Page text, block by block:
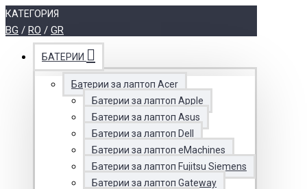
КАТЕГОРИЯ
BG / RO / GR
БАТЕРИИ
Батерии за лаптоп Acer
Батерии за лаптоп Apple
Батерии за лаптоп Asus
Батерии за лаптоп Dell
Батерии за лаптоп eMachines
Батерии за лаптоп Fujitsu Siemens
Батерии за лаптоп Gateway